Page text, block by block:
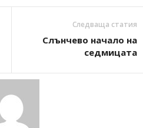
Следваща статия
Слънчево начало на
седмицата